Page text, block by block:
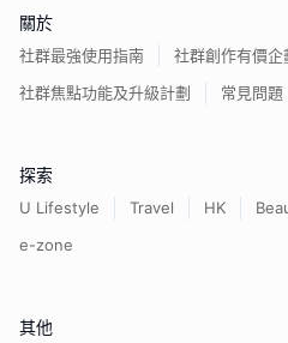
關於
社群最強使用指南
社群創作有價企
社群焦點功能及升級計劃
常見問題
探索
U Lifestyle Travel HK
e-zone
其他